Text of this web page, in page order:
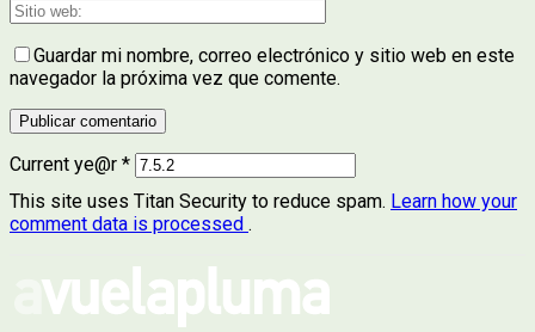
Guardar mi nombre, correo electrónico y sitio web en este
navegador la próxima vez que comente.
Current ye@r *
This site uses Titan Security to reduce spam. Learn how your
comment data is processed .